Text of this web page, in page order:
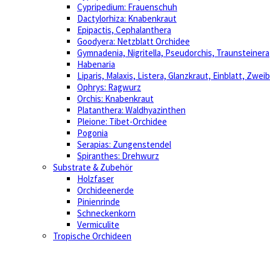
Cypripedium: Frauenschuh
Dactylorhiza: Knabenkraut
Epipactis, Cephalanthera
Goodyera: Netzblatt Orchidee
Gymnadenia, Nigritella, Pseudorchis, Traunsteinera
Habenaria
Liparis, Malaxis, Listera, Glanzkraut, Einblatt,
Ophrys: Ragwurz
Orchis: Knabenkraut
Platanthera: Waldhyazinthen
Pleione: Tibet-Orchidee
Pogonia
Serapias: Zungenstendel
Spiranthes: Drehwurz
Substrate & Zubehör
Holzfaser
Orchideenerde
Pinienrinde
Schneckenkorn
Vermiculite
Tropische Orchideen